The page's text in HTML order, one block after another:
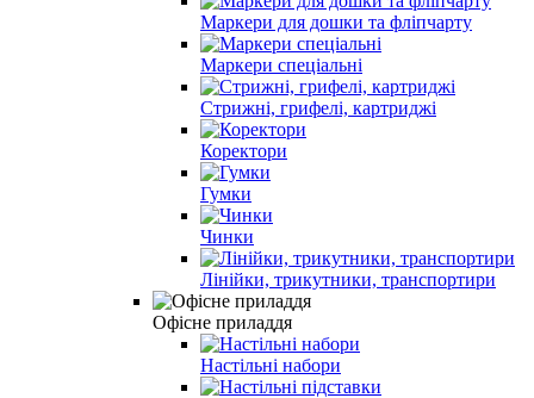
Маркери для дошки та фліпчарту
Маркери спеціальні
Стрижні, грифелі, картриджi
Коректори
Гумки
Чинки
Лінійки, трикутники, транспортири
Офісне приладдя
Настільні набори